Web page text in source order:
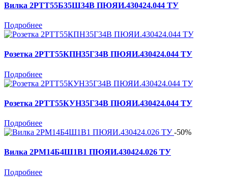
Вилка 2РТТ55Б35Ш34В ПЮЯИ.430424.044 ТУ
Подробнее
Розетка 2РТТ55КПН35Г34В ПЮЯИ.430424.044 ТУ
Подробнее
Розетка 2РТТ55КУН35Г34В ПЮЯИ.430424.044 ТУ
Подробнее
-50%
Вилка 2РМ14Б4Ш1В1 ПЮЯИ.430424.026 ТУ
Подробнее